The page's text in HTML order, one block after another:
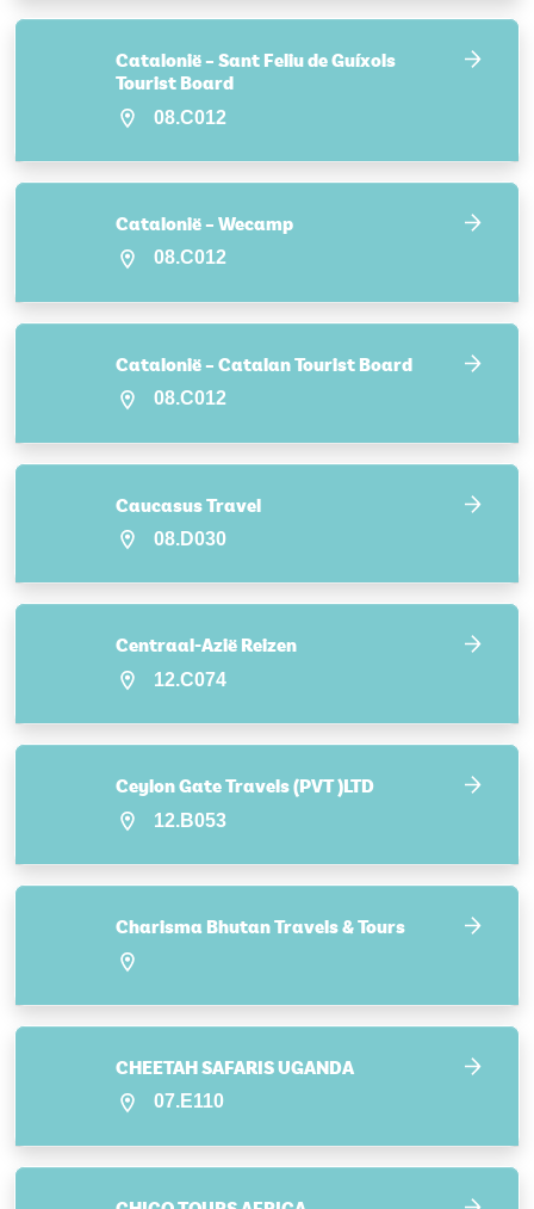
Catalonië – Sant Feliu de Guíxols
Tourist Board
08.C012
Catalonië – Wecamp
08.C012
Catalonië – Catalan Tourist Board
08.C012
Caucasus Travel
08.D030
Centraal-Azië Reizen
12.C074
Ceylon Gate Travels (PVT )LTD
12.B053
Charisma Bhutan Travels & Tours
CHEETAH SAFARIS UGANDA
07.E110